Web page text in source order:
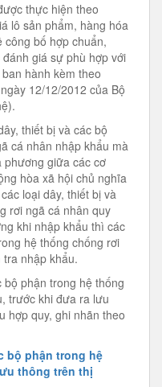
thực hiện theo
lô sản phẩm, hàng hóa
bố hợp chuẩn,
giá sự phù hợp với
hành kèm theo
12/12/2012 của Bộ
thiết bị và các bộ
cá nhân nhập khẩu mà
phương giữa các cơ
hòa xã hội chủ nghĩa
loại dây, thiết bị và
rơi ngã cá nhân quy
khi nhập khẩu thì các
hệ thống chống rơi
nhập khẩu.
bộ phận trong hệ thống
trước khi đưa ra lưu
hợp quy, ghi nhãn theo
bộ phận trong hệ
thông trên thị